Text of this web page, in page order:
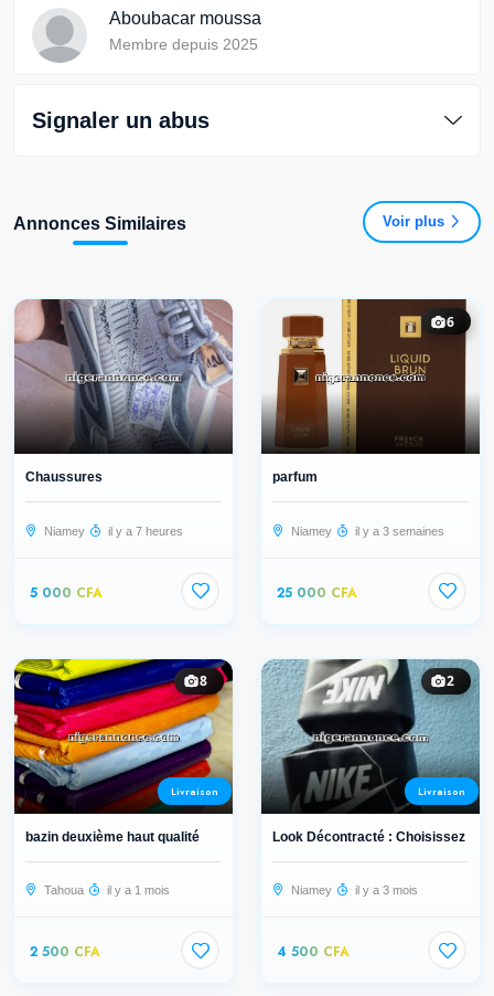
Aboubacar moussa
Membre depuis 2025
Signaler un abus
Annonces Similaires Voir plus
Chaussures
Niamey il y a 7 heures
5 000 CFA
6
parfum
Niamey il y a 3 semaines
25 000 CFA
8
Livraison
bazin deuxième haut qualité
Tahoua il y a 1 mois
2 500 CFA
2
Livraison
Look Décontracté : Choisissez la
Niamey il y a 3 mois
4 500 CFA